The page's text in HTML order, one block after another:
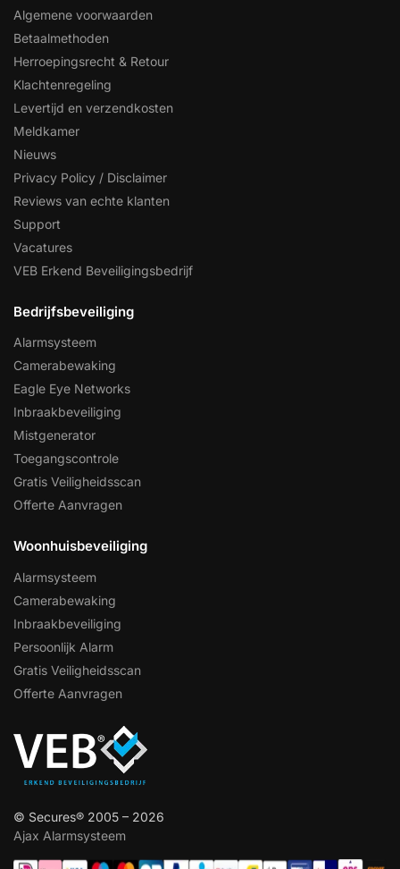
Algemene voorwaarden
Betaalmethoden
Herroepingsrecht & Retour
Klachtenregeling
Levertijd en verzendkosten
Meldkamer
Nieuws
Privacy Policy / Disclaimer
Reviews van echte klanten
Support
Vacatures
VEB Erkend Beveiligingsbedrijf
Bedrijfsbeveiliging
Alarmsysteem
Camerabewaking
Eagle Eye Networks
Inbraakbeveiliging
Mistgenerator
Toegangscontrole
Gratis Veiligheidsscan
Offerte Aanvragen
Woonhuisbeveiliging
Alarmsysteem
Camerabewaking
Inbraakbeveiliging
Persoonlijk Alarm
Gratis Veiligheidsscan
Offerte Aanvragen
© Secures® 2005 – 2026
Ajax Alarmsysteem